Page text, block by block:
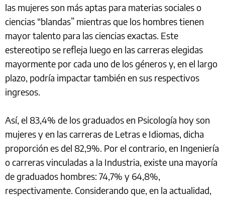
las mujeres son más aptas para materias sociales o
ciencias “blandas” mientras que los hombres tienen
mayor talento para las ciencias exactas. Este
estereotipo se refleja luego en las carreras elegidas
mayormente por cada uno de los géneros y, en el largo
plazo, podría impactar también en sus respectivos
ingresos.
Así, el 83,4% de los graduados en Psicología hoy son
mujeres y en las carreras de Letras e Idiomas, dicha
proporción es del 82,9%. Por el contrario, en Ingeniería
o carreras vinculadas a la Industria, existe una mayoría
de graduados hombres: 74,7% y 64,8%,
respectivamente. Considerando que, en la actualidad,